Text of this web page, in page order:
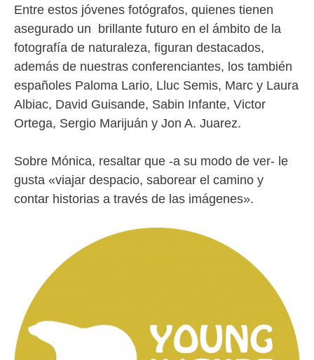
Entre estos jóvenes fotógrafos, quienes tienen
asegurado un brillante futuro en el ámbito de la
fotografía de naturaleza, figuran destacados,
además de nuestras conferenciantes, los también
españoles Paloma Lario, Lluc Semis, Marc y Laura
Albiac, David Guisande, Sabin Infante, Victor
Ortega, Sergio Marijuán y Jon A. Juarez.
Sobre Mónica, resaltar que -a su modo de ver- le
gusta «viajar despacio, saborear el camino y
contar historias a través de las imágenes».